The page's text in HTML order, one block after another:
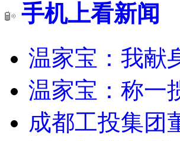
手机上看新闻
温家宝：我献
温家宝：称一
成都工投集团